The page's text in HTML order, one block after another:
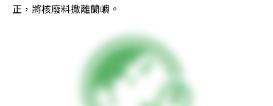
正，將核廢料撤離蘭嶼。